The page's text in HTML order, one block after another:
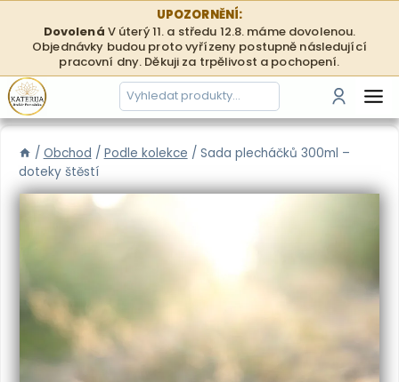
obsah
UPOZORNĚNÍ:
Dovolená V úterý 11. a středu 12.8. máme dovolenou.
Objednávky budou proto vyřízeny postupně následující
pracovní dny. Děkuji za trpělivost a pochopení.
Hledání
/ Obchod / Podle kolekce / Sada plecháčků 300ml –
doteky štěstí